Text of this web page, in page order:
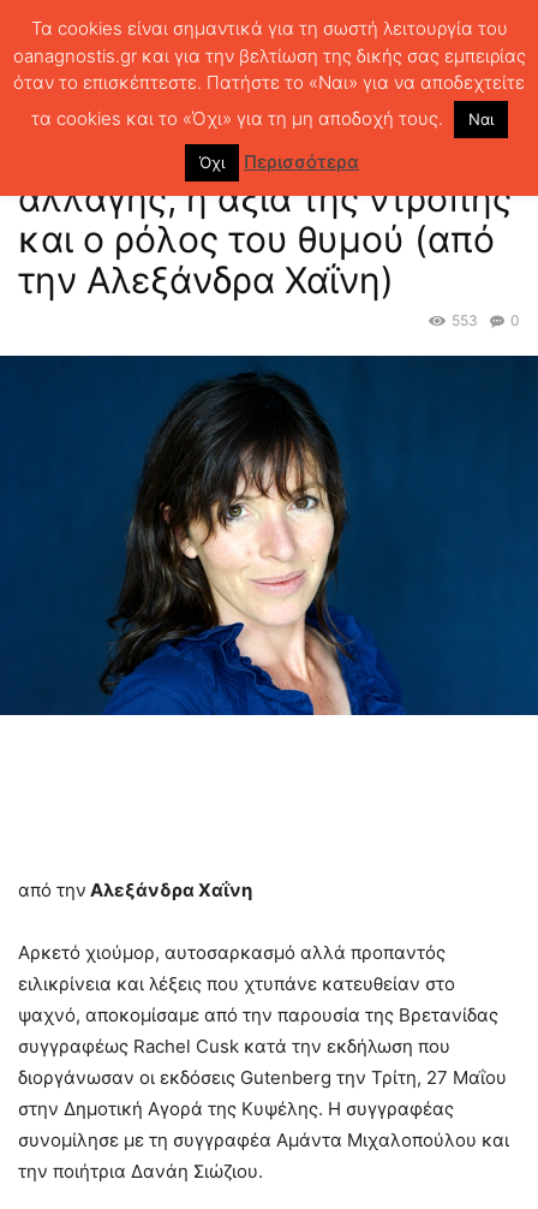
ΒΙΒΛΙΟΦΙΛΙΑ
Rachel Cusk: το σοκ της αλλαγής, η
αξία της ντροπής και ο...
Rachel Cusk: το σοκ της
αλλαγής, η αξία της ντροπής
και ο ρόλος του θυμού (από
την Αλεξάνδρα Χαΐνη)
0
553
από την Αλεξάνδρα Χαΐνη
Αρκετό χιούμορ, αυτοσαρκασμό αλλά προπαντός
ειλικρίνεια και λέξεις που χτυπάνε κατευθείαν στο
ψαχνό, αποκομίσαμε από την παρουσία της Βρετανίδας
συγγραφέως Rachel Cusk κατά την εκδήλωση που
διοργάνωσαν οι εκδόσεις Gutenberg την Τρίτη, 27 Μαΐου
στην Δημοτική Αγορά της Κυψέλης. Η συγγραφέας
συνομίλησε με τη συγγραφέα Αμάντα Μιχαλοπούλου και
την ποιήτρια Δανάη Σιώζιου.
Τα cookies είναι σημαντικά για τη σωστή λειτουργία του
oanagnostis.gr και για την βελτίωση της δικής σας εμπειρίας
όταν το επισκέπτεστε. Πατήστε το «Ναι» για να αποδεχτείτε
τα cookies και το «Όχι» για τη μη αποδοχή τους.
Ναι
Όχι Περισσότερα